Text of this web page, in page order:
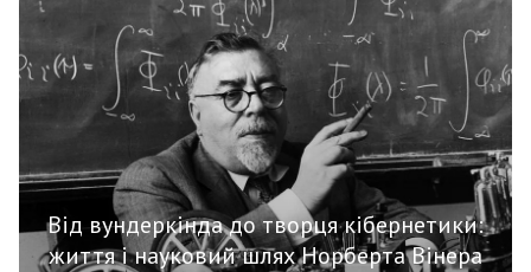
Від вундеркінда до творця кібернетики:
життя і науковий шлях Норберта Вінера